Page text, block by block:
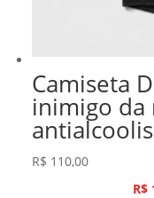
Camiseta
inimigo da
R$ 110,00
R$